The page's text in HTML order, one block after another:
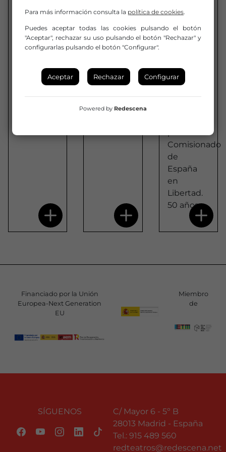
Danza a
Escena
Circuito
artístico
promovido
Circo a
Escena
Circuito
promovido
por el
por La
Artístico
de Artes
Escénica
en
Libertad.
Comisionado
de
España
en
Libertad.
50 años
Financiado por la Unión
Europea-Next Generation
EU
Miembro
de
SÍGUENOS
C/ Mayor 6 - 5º B
28013 Madrid - España
Tel.: 915 489 560
redteatros@redescena.net
Para más información consulta la política de cookies.
Puedes aceptar todas las cookies pulsando el botón
"Aceptar", rechazar su uso pulsando el botón "Rechazar" y
configurarlas pulsando el botón "Configurar".
Aceptar Rechazar Configurar
Powered by Redescena